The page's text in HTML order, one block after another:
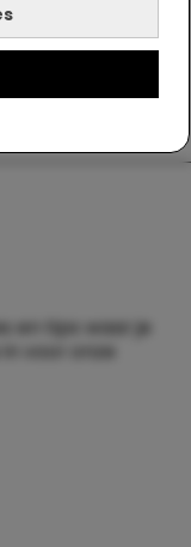
en tips waar je
voor onze